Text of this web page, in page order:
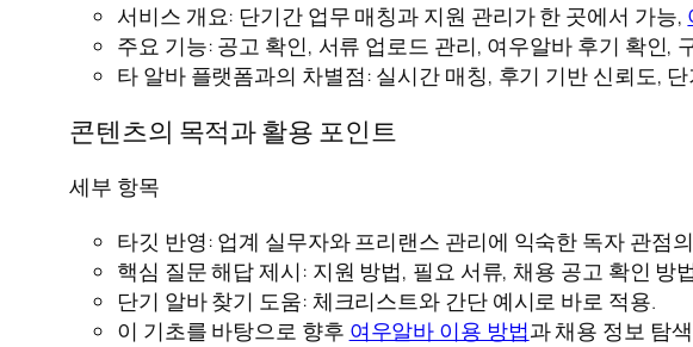
서비스 개요: 단기간 업무 매칭과 지원 관리가 한 곳에서 가능,
주요 기능: 공고 확인, 서류 업로드 관리, 여우알바 후기 확인,
타 알바 플랫폼과의 차별점: 실시간 매칭, 후기 기반 신뢰도,
콘텐츠의 목적과 활용 포인트
세부 항목
타깃 반영: 업계 실무자와 프리랜스 관리에 익숙한 독자 관점
핵심 질문 해답 제시: 지원 방법, 필요 서류, 채용 공고 확인 방
단기 알바 찾기 도움: 체크리스트와 간단 예시로 바로 적용.
이 기초를 바탕으로 향후 여우알바 이용 방법과 채용 정보 탐